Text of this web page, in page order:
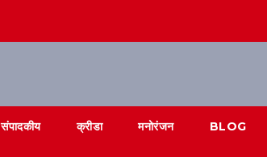
संपादकीय क्रीडा मनोरंजन BLOG